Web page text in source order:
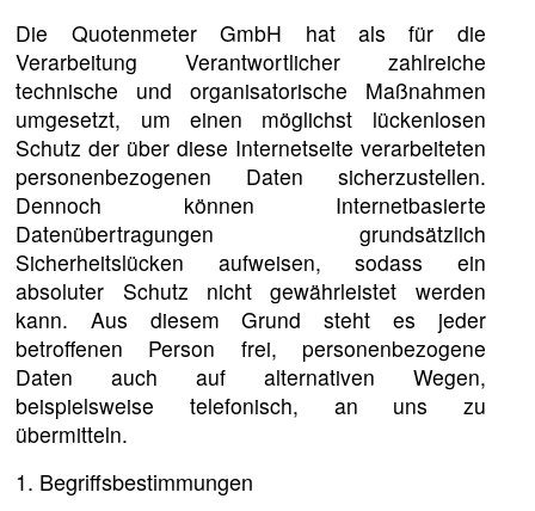
Die Quotenmeter GmbH hat als für die
Verarbeitung Verantwortlicher zahlreiche
technische und organisatorische Maßnahmen
umgesetzt, um einen möglichst lückenlosen
Schutz der über diese Internetseite verarbeiteten
personenbezogenen Daten sicherzustellen.
Dennoch können Internetbasierte
Datenübertragungen grundsätzlich
Sicherheitslücken aufweisen, sodass ein
absoluter Schutz nicht gewährleistet werden
kann. Aus diesem Grund steht es jeder
betroffenen Person frei, personenbezogene
Daten auch auf alternativen Wegen,
beispielsweise telefonisch, an uns zu
übermitteln.
1. Begriffsbestimmungen